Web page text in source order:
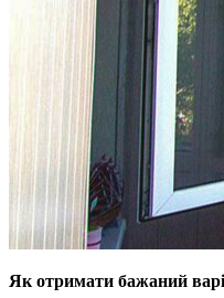
Як отримати бажаний